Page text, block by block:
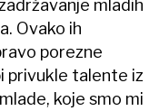
mladih
Ovako ih
porezne
privukle talente iz
koje smo mi